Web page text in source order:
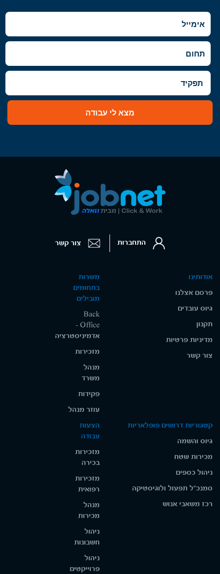
מצא לי עבודה
אודותינו
פרסם אצלנו
גיוס עובדים
תקנון
מדיניות פרטיות
צור קשר
משרות
בתחומים
מובילים
Back
Office -
אדמיניסטרציה
מזכירות
מנהל
משרד
פקידות
עוזר מנהל
קטגוריות דרושים פופלאריות
גיוס והשמה
מכירות שטח
ניהול כספים
סמנכ"ל תפעול ולוגיסטיקה
רכז משאבי אנוש
הצעות
עבודה
מזכירות
בכירה
מזכירות
רפואית
מנהל
מכירות
ניהול
חשבונות
ניהול
פרוייקטים